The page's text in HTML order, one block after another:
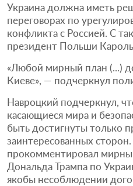
Украина должна иметь
переговорах по
конфликта с Россией. С
президент Польши
«Любой мирный план (...)
Киеве», — подчеркнул
Навроцкий подчеркнул,
касающиеся мира и
быть достигнуты только
заинтересованных
прокомментировал
Дональда Трампа по
якобы несоблюдении